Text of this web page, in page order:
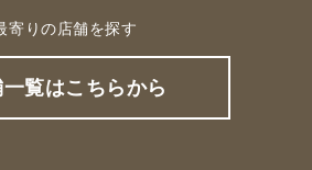
寄りの店舗を探す
一覧はこちらから